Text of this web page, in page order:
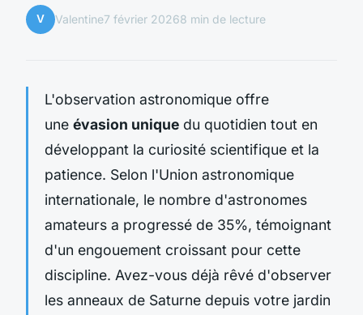
V Valentine7 février 20268 min de lecture
L'observation astronomique offre
une évasion unique du quotidien tout en
développant la curiosité scientifique et la
patience. Selon l'Union astronomique
internationale, le nombre d'astronomes
amateurs a progressé de 35%, témoignant
d'un engouement croissant pour cette
discipline. Avez-vous déjà rêvé d'observer
les anneaux de Saturne depuis votre jardin